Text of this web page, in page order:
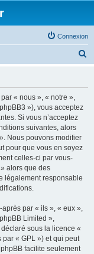
Connexion
« nous », « notre »,
»), vous acceptez
Si vous n’acceptez
suivantes, alors
Nous pouvons modifier
pour que vous en soyez
celles-ci par vous-
alors que des
légalement responsable
par « ils », « eux »,
Limited »,
sous la licence «
« GPL ») et qui peut
facilite seulement